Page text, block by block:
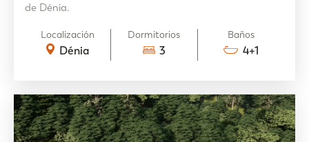
de Dénia.
Localización
Dénia
Dormitorios
3
Baños
4+1